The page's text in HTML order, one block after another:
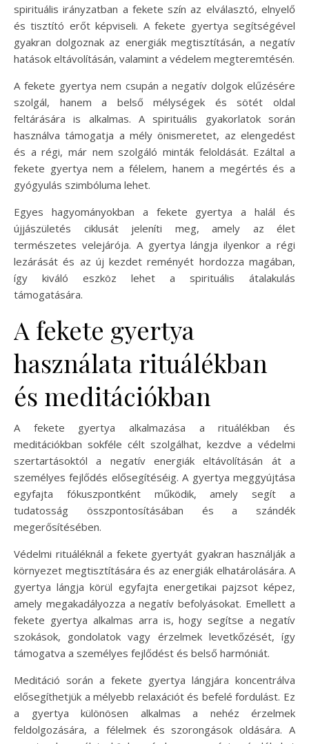
spirituális irányzatban a fekete szín az elválasztó, elnyelő
és tisztító erőt képviseli. A fekete gyertya segítségével
gyakran dolgoznak az energiák megtisztításán, a negatív
hatások eltávolításán, valamint a védelem megteremtésén.
A fekete gyertya nem csupán a negatív dolgok elűzésére
szolgál, hanem a belső mélységek és sötét oldal
feltárására is alkalmas. A spirituális gyakorlatok során
használva támogatja a mély önismeretet, az elengedést
és a régi, már nem szolgáló minták feloldását. Ezáltal a
fekete gyertya nem a félelem, hanem a megértés és a
gyógyulás szimbóluma lehet.
Egyes hagyományokban a fekete gyertya a halál és
újjászületés ciklusát jeleníti meg, amely az élet
természetes velejárója. A gyertya lángja ilyenkor a régi
lezárását és az új kezdet reményét hordozza magában,
így kiváló eszköz lehet a spirituális átalakulás
támogatására.
A fekete gyertya
használata rituálékban
és meditációkban
A fekete gyertya alkalmazása a rituálékban és
meditációkban sokféle célt szolgálhat, kezdve a védelmi
szertartásoktól a negatív energiák eltávolításán át a
személyes fejlődés elősegítéséig. A gyertya meggyújtása
egyfajta fókuszpontként működik, amely segít a
tudatosság összpontosításában és a szándék
megerősítésében.
Védelmi rituáléknál a fekete gyertyát gyakran használják a
környezet megtisztítására és az energiák elhatárolására. A
gyertya lángja körül egyfajta energetikai pajzsot képez,
amely megakadályozza a negatív befolyásokat. Emellett a
fekete gyertya alkalmas arra is, hogy segítse a negatív
szokások, gondolatok vagy érzelmek levetkőzését, így
támogatva a személyes fejlődést és belső harmóniát.
Meditáció során a fekete gyertya lángjára koncentrálva
elősegíthetjük a mélyebb relaxációt és befelé fordulást. Ez
a gyertya különösen alkalmas a nehéz érzelmek
feldolgozására, a félelmek és szorongások oldására. A